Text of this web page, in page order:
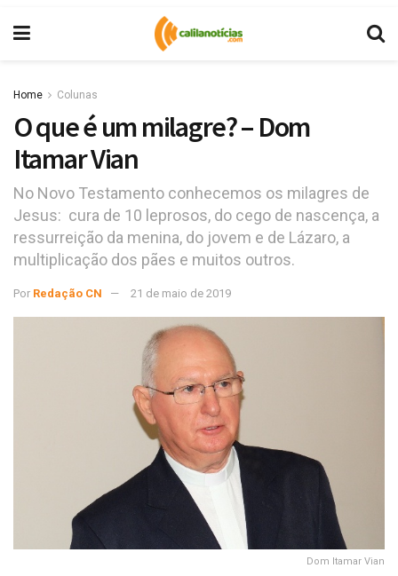
Home Colunas
O que é um milagre? – Dom
Itamar Vian
No Novo Testamento conhecemos os milagres de
Jesus: cura de 10 leprosos, do cego de nascença, a
ressurreição da menina, do jovem e de Lázaro, a
multiplicação dos pães e muitos outros.
Por Redação CN 21 de maio de 2019
Dom Itamar Vian